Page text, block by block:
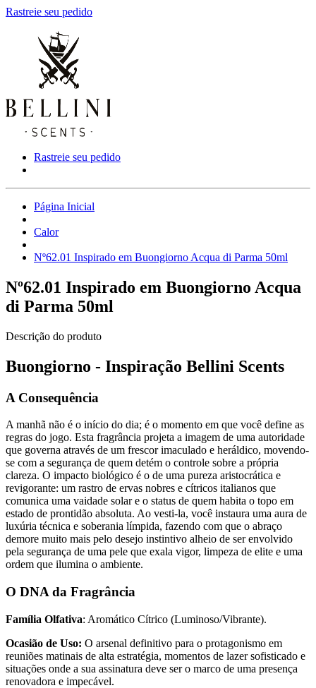
Rastreie seu pedido
Rastreie seu pedido
Página Inicial
Calor
Nº62.01 Inspirado em Buongiorno Acqua di Parma 50ml
Nº62.01 Inspirado em Buongiorno Acqua
di Parma 50ml
Descrição do produto
Buongiorno - Inspiração Bellini Scents
A Consequência
A manhã não é o início do dia; é o momento em que você define as
regras do jogo. Esta fragrância projeta a imagem de uma autoridade
que governa através de um frescor imaculado e heráldico, movendo-
se com a segurança de quem detém o controle sobre a própria
clareza. O impacto biológico é o de uma pureza aristocrática e
revigorante: um rastro de ervas nobres e cítricos italianos que
comunica uma vaidade solar e o status de quem habita o topo em
estado de prontidão absoluta. Ao vesti-la, você instaura uma aura de
luxúria técnica e soberania límpida, fazendo com que o abraço
demore muito mais pelo desejo instintivo alheio de ser envolvido
pela segurança de uma pele que exala vigor, limpeza de elite e uma
ordem que ilumina o ambiente.
O DNA da Fragrância
Família Olfativa: Aromático Cítrico (Luminoso/Vibrante).
Ocasião de Uso: O arsenal definitivo para o protagonismo em
reuniões matinais de alta estratégia, momentos de lazer sofisticado e
situações onde a sua assinatura deve ser o marco de uma presença
renovadora e impecável.